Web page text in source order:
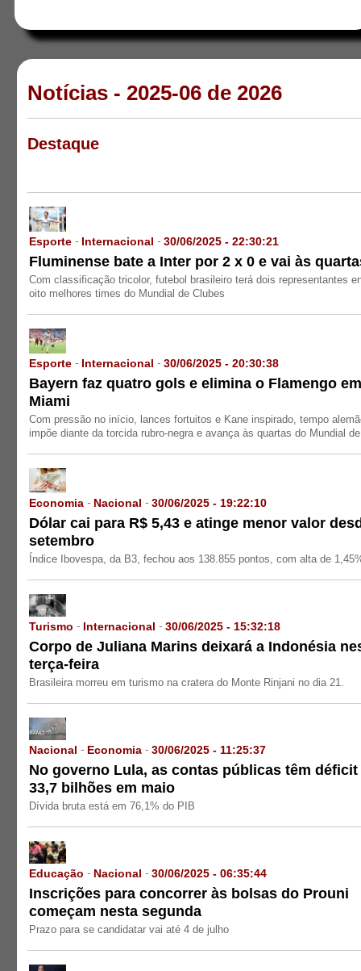
Notícias - 2025-06 de 2026
Destaque
Esporte- Internacional-30/06/2025 - 22:30:21
Fluminense bate a Inter por 2 x 0 e vai às
Com classificação tricolor, futebol brasileiro terá dois representantes
oito melhores times do Mundial de Clubes
Esporte- Internacional-30/06/2025 - 20:30:38
Bayern faz quatro gols e elimina o Flamengo
Miami
Com pressão no início, lances fortuitos e Kane inspirado, tempo
impõe diante da torcida rubro-negra e avança às quartas do Mundial
Economia- Nacional-30/06/2025 - 19:22:10
Dólar cai para R$ 5,43 e atinge menor valor
setembro
Índice Ibovespa, da B3, fechou aos 138.855 pontos, com alta de
Turismo- Internacional-30/06/2025 - 15:32:18
Corpo de Juliana Marins deixará a Indonésia
terça-feira
Brasileira morreu em turismo na cratera do Monte Rinjani no dia 21.
Nacional- Economia-30/06/2025 - 11:25:37
No governo Lula, as contas públicas têm déficit
33,7 bilhões em maio
Dívida bruta está em 76,1% do PIB
Educação- Nacional-30/06/2025 - 06:35:44
Inscrições para concorrer às bolsas do Prouni
começam nesta segunda
Prazo para se candidatar vai até 4 de julho